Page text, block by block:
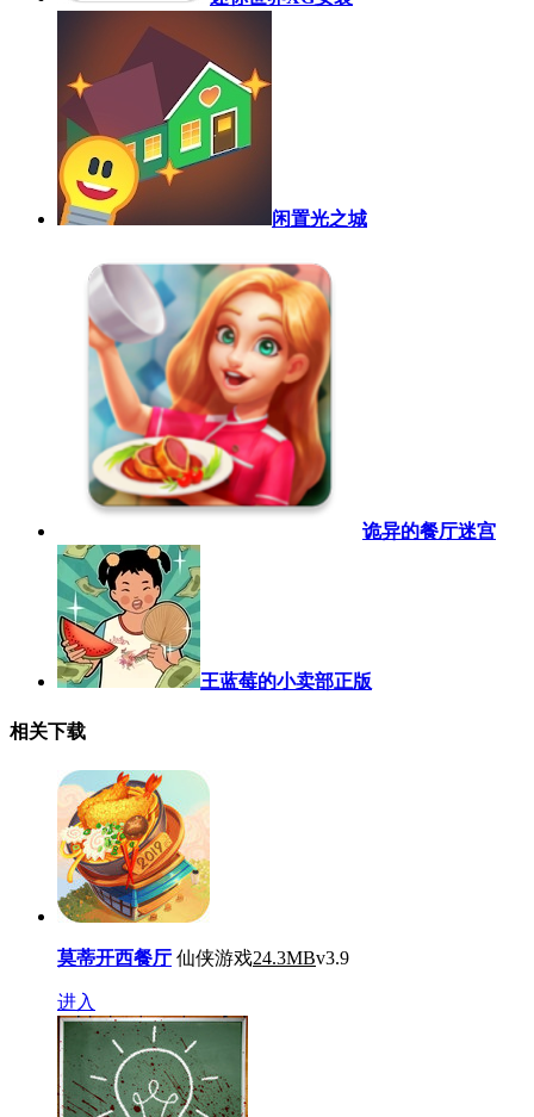
闲置光之城
诡异的餐厅迷宫
王蓝莓的小卖部正版
相关下载
莫蒂开西餐厅 仙侠游戏24.3MBv3.9
进入